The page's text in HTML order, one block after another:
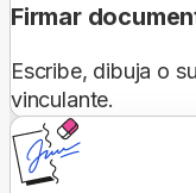
Firmar
Escribe, dibuja o
vinculante.